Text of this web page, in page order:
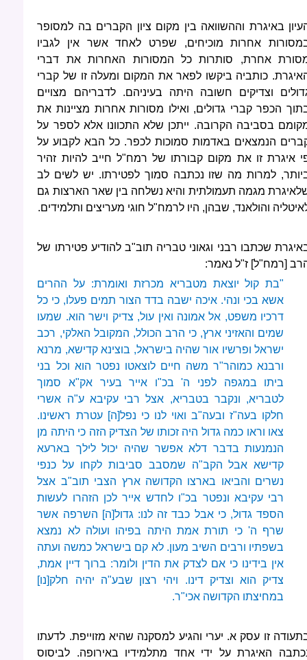
באיגרת וההשוואה בין מקום ציון הקברים בה למסופר
אחרות מוכיחים, שפרט לאחד אשר אין לגביו
אחרת, סותרות כל המסורות האחרות את דברי
כותביה ביקשו לפאר את המקום ומעלה זו של קברי
וצדיקים חשובה היתה בעיניהם. לדבריהם מצויים
הכפר קברי גדולים, ואילו מסורות אחרות מציינות את
בסביבה הקרובה. ייתכן שלא התכוונו אלא לספר על
הנמצאים באדמות סמוכות לכפר. כל הבא לקבוע על
איגרת זו את מקום קבורתו של רמח"ל חייב להיות זהיר
למרות מה שזו נכתבה סמוך לפטירתו. יש לשים לב
מגמה תעמולתית והיא נשלחה בין שאר הארצות גם
והולאנד, שבהן, היו לרמח"ל חוגי מעריצים ותלמידים.
שכתבו רבני וגאוני טבריה תוב"ב להודיע פטירתו של
[רמח"ל] ז"ל נאמר:
"בת קול יוצאת מטבריא מכרזת ואומרת: על ההרים
אשא בכי ונהי. איכה ישבה בדד הצור תמים פעלו, כי כל
דרכיו משפט, אל אמונה ואין עול, צדיק וישר הוא. שמעו
שמים והאזיני ארץ, כי הרב הכולל, המקובל האלקי, רכב
ישראל ופרשיו אור שהיה בישראל, בוצינא קדישא, מרנא
ורבנא כמוהר"ר משה חיים לוצאטו נפטר הוא וכל בני
ביתו במגפה לפני ה' בכ"ו אייר בעיר אק"א סמוך
לטבריא, ונקבר בטבריא, אצל רבי עקיבא ע"ה אשרי
חלקו בעה"ז ובעה"ב ואוי לנו כי נפל[ה] עטרת ראשינו.
צאו וראו כמה גדול היה זכותו של הצדיק הזה כי היתה מן
הנמנעות בדבר דלא אפשר שהיה יכול לילך בארעא
קדישא אבל הקב"ה שמסבב סביבות לקחו על כנפי
נשרים והביאו בארצו הקדושה ארץ הצבי תוב"ב אצל
רבי עקיבא ונפטר בכ"ו לחדש אייר לכן הזהרו לעשות
הספד גדול, כי אבל כבד זה לנו: גדול[ה] השרפה אשר
שרף ה' כי תורת אמת היתה בפיהו ועולה לא נמצא
בשפתיו ורבים השיב מעון. לא קם בישראל כמשה ועתה
אין בידינו כי אם לצדק את הדין ולומר: ברוך דיין אמת,
צדיק הוא וצדיק דינו. ויהי רצון שבע"ה יהיה חלק[נו]
במחיצתו הקדושה אכי"ר.
זו עסק א. יערי והגיע למסקנה שהיא מזוייפת. לדעתו
האיגרת על ידי אחד מתלמידיו באירופה. לביסוס